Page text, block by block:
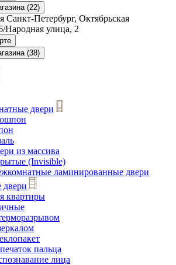
(22)
Санкт-Петербург, Октябрьская
Народная улица, 2
(38)
двери
из массива
(Invisible)
ламинированные двери
квартиры
пальца
лица